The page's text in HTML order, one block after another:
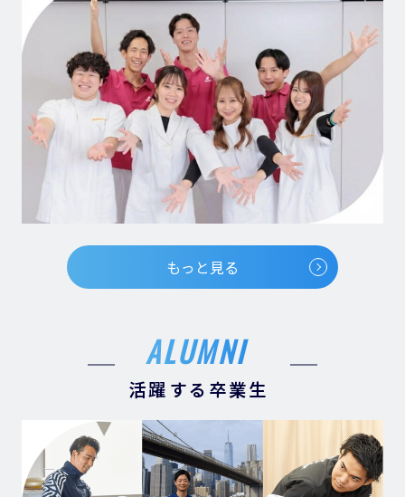
もっと見る
ALUMNI
活躍する卒業生